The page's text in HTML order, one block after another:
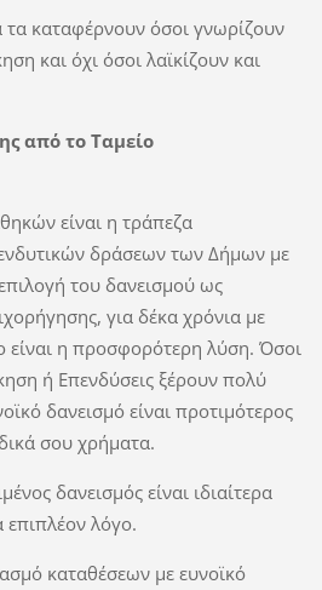
τα καταφέρνουν όσοι γνωρίζουν
και όχι όσοι λαϊκίζουν και
από το Ταμείο
είναι η τράπεζα
δράσεων των Δήμων με
του δανεισμού ως
για δέκα χρόνια με
είναι η προσφορότερη λύση. Όσοι
ή Επενδύσεις ξέρουν πολύ
δανεισμό είναι προτιμότερος
σου χρήματα.
δανεισμός είναι ιδιαίτερα
επιπλέον λόγο.
καταθέσεων με ευνοϊκό